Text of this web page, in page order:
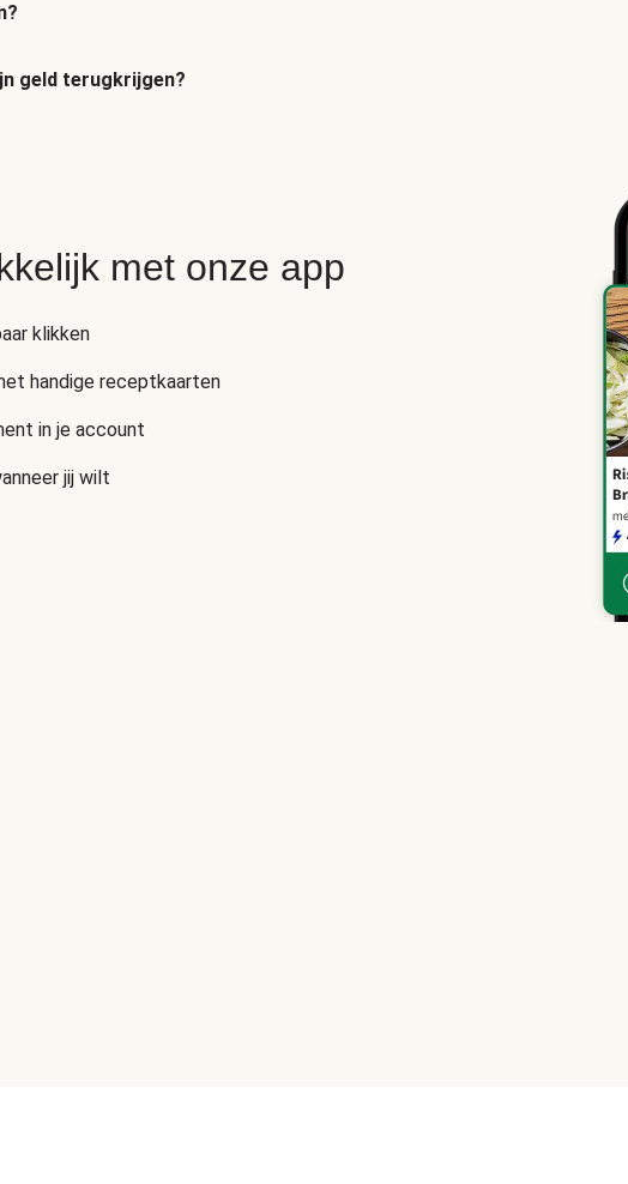
geld terugkrijgen?
met onze app
klikken
handige receptkaarten
in je account
jij wilt